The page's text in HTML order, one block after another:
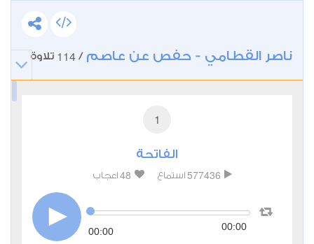
ناصر القطامي - حفص عن عاصم /
114 تلاوة
1
الفاتحة
577436 استماع 48 اعجاب
00:00 00:00